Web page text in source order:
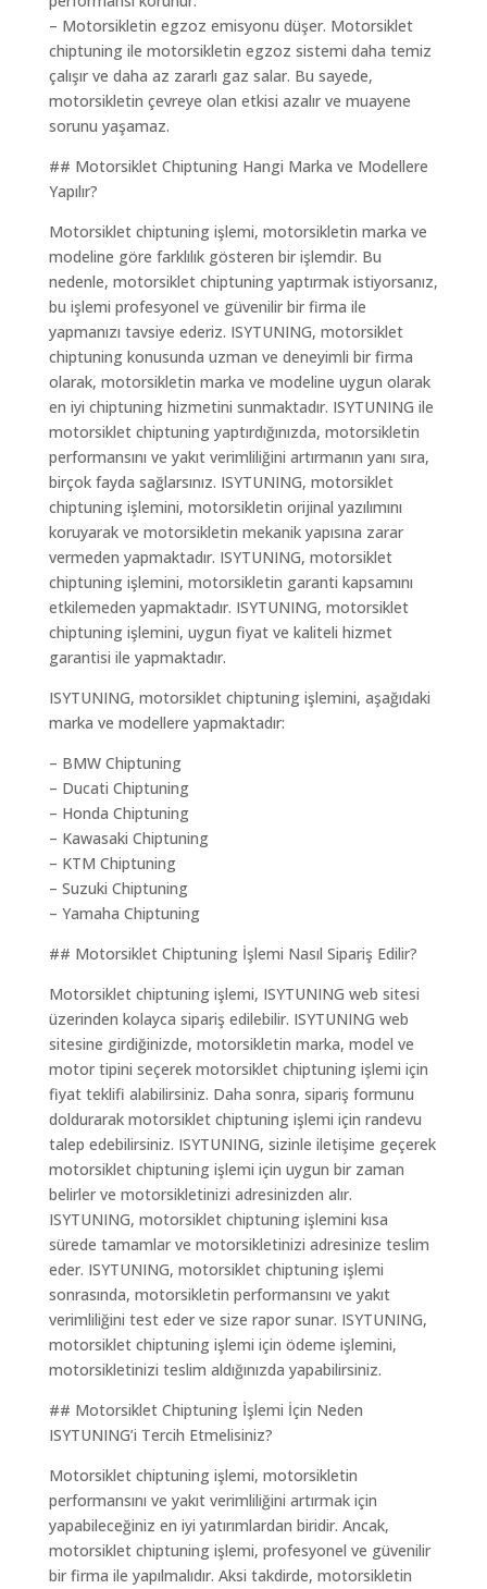
– Motorsikletin egzoz emisyonu düşer. Motorsiklet
chiptuning ile motorsikletin egzoz sistemi daha temiz
çalışır ve daha az zararlı gaz salar. Bu sayede,
motorsikletin çevreye olan etkisi azalır ve muayene
sorunu yaşamaz.
## Motorsiklet Chiptuning Hangi Marka ve Modellere
Yapılır?
Motorsiklet chiptuning işlemi, motorsikletin marka ve
modeline göre farklılık gösteren bir işlemdir. Bu
nedenle, motorsiklet chiptuning yaptırmak istiyorsanız,
bu işlemi profesyonel ve güvenilir bir firma ile
yapmanızı tavsiye ederiz. ISYTUNING, motorsiklet
chiptuning konusunda uzman ve deneyimli bir firma
olarak, motorsikletin marka ve modeline uygun olarak
en iyi chiptuning hizmetini sunmaktadır. ISYTUNING ile
motorsiklet chiptuning yaptırdığınızda, motorsikletin
performansını ve yakıt verimliliğini artırmanın yanı sıra,
birçok fayda sağlarsınız. ISYTUNING, motorsiklet
chiptuning işlemini, motorsikletin orijinal yazılımını
koruyarak ve motorsikletin mekanik yapısına zarar
vermeden yapmaktadır. ISYTUNING, motorsiklet
chiptuning işlemini, motorsikletin garanti kapsamını
etkilemeden yapmaktadır. ISYTUNING, motorsiklet
chiptuning işlemini, uygun fiyat ve kaliteli hizmet
garantisi ile yapmaktadır.
ISYTUNING, motorsiklet chiptuning işlemini, aşağıdaki
marka ve modellere yapmaktadır:
– BMW Chiptuning
– Ducati Chiptuning
– Honda Chiptuning
– Kawasaki Chiptuning
– KTM Chiptuning
– Suzuki Chiptuning
– Yamaha Chiptuning
## Motorsiklet Chiptuning İşlemi Nasıl Sipariş Edilir?
Motorsiklet chiptuning işlemi, ISYTUNING web sitesi
üzerinden kolayca sipariş edilebilir. ISYTUNING web
sitesine girdiğinizde, motorsikletin marka, model ve
motor tipini seçerek motorsiklet chiptuning işlemi için
fiyat teklifi alabilirsiniz. Daha sonra, sipariş formunu
doldurarak motorsiklet chiptuning işlemi için randevu
talep edebilirsiniz. ISYTUNING, sizinle iletişime geçerek
motorsiklet chiptuning işlemi için uygun bir zaman
belirler ve motorsikletinizi adresinizden alır.
ISYTUNING, motorsiklet chiptuning işlemini kısa
sürede tamamlar ve motorsikletinizi adresinize teslim
eder. ISYTUNING, motorsiklet chiptuning işlemi
sonrasında, motorsikletin performansını ve yakıt
verimliliğini test eder ve size rapor sunar. ISYTUNING,
motorsiklet chiptuning işlemi için ödeme işlemini,
motorsikletinizi teslim aldığınızda yapabilirsiniz.
## Motorsiklet Chiptuning İşlemi İçin Neden
ISYTUNING’i Tercih Etmelisiniz?
Motorsiklet chiptuning işlemi, motorsikletin
performansını ve yakıt verimliliğini artırmak için
yapabileceğiniz en iyi yatırımlardan biridir. Ancak,
motorsiklet chiptuning işlemi, profesyonel ve güvenilir
bir firma ile yapılmalıdır. Aksi takdirde, motorsikletin